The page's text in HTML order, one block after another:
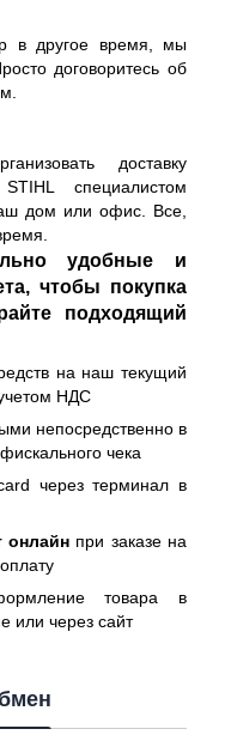
в другое время, мы
договоритесь об
доставку
специалистом
дом или офис. Все,
удобные и
чтобы покупка
подходящий
на наш текущий
НДС
непосредственно в
чека
через терминал в
онлайнпри заказе на
товара в
или через сайт